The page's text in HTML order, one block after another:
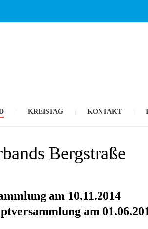
KREISTAG KONTAKT
Bergstraße
am 10.11.2014
am